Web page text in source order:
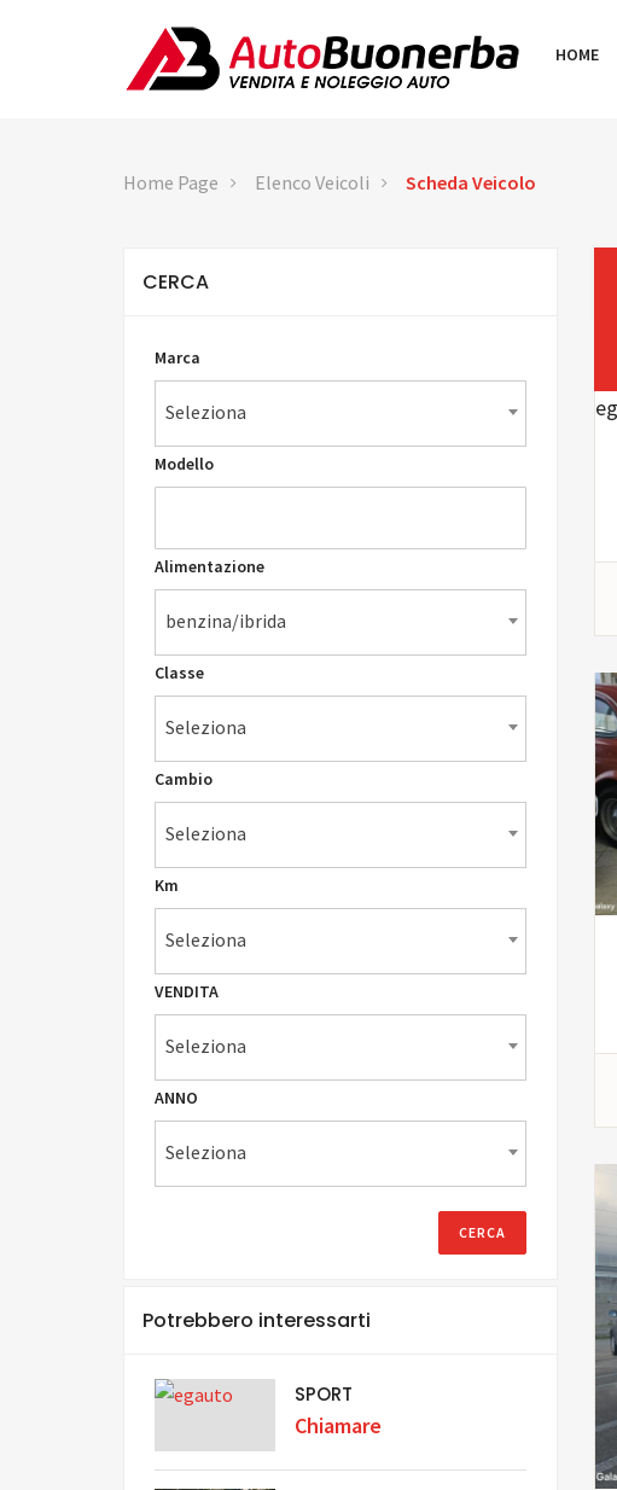
HOME
Home Page Elenco Veicoli Scheda Veicolo
CERCA
Marca
Seleziona
Modello
Alimentazione
benzina/ibrida
Classe
Seleziona
Cambio
Seleziona
Km
Seleziona
VENDITA
Seleziona
ANNO
Seleziona
Potrebbero interessarti
SPORT
Chiamare